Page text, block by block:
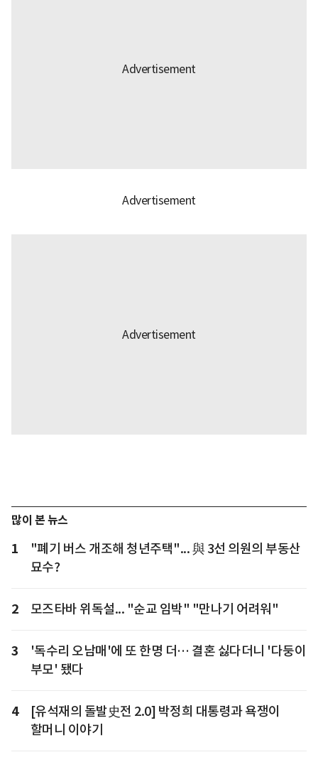
많이 본 뉴스
1
"폐기 버스 개조해 청년주택"... 與 3선 의원의 부동산
묘수?
2 모즈타바 위독설... "순교 임박" "만나기 어려워"
3
'독수리 오남매'에 또 한명 더… 결혼 싫다더니 '다둥이
부모' 됐다
4
[유석재의 돌발史전 2.0] 박정희 대통령과 욕쟁이
할머니 이야기